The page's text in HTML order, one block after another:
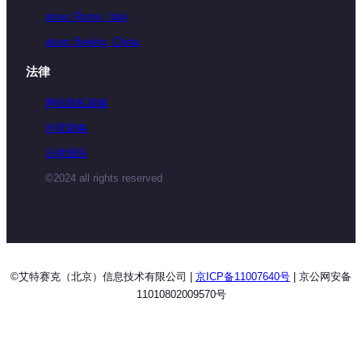
atsec Rome, Italy
atsec Beijing, China
法律
网站隐私策略
环境策略
法律通告
©2024 all rights reserved
©艾特赛克（北京）信息技术有限公司 | 京ICP备11007640号 | 京公网安备
11010802009570号